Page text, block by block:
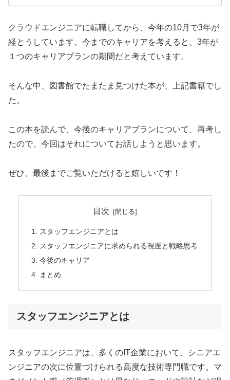
クラウドエンジニアに転職してから、今年の10月で3年が
経とうしています。今までのキャリアを考えると、3年が
１つのキャリアプランの期間だと考えています。
そんな中、図書館でたまたま見つけた本が、上記書籍でし
た。
この本を読んで、今後のキャリアプランについて、再考し
たので、今回はそれについてお話しようと思います。
ぜひ、最後までご覧いただけると嬉しいです！
目次
スタッフエンジニアとは
スタッフエンジニアに求められる視座と戦略思考
今後のキャリア
まとめ
スタッフエンジニアとは
スタッフエンジニアは、多くのIT企業において、シニアエ
ンジニアの次に位置づけられる高度な技術専門職です。マ